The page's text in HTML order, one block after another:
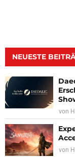
NEUESTE
von
von